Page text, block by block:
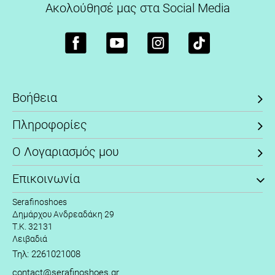
Ακολούθησέ μας στα Social Media
Βοήθεια
Πληροφορίες
Ο Λογαριασμός μου
Επικοινωνία
Serafinoshoes
Δημάρχου Ανδρεαδάκη 29
Τ.Κ. 32131
Λειβαδιά
Τηλ: 2261021008
contact@serafinoshoes.gr